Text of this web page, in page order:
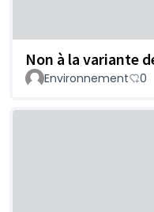
Non à la variante
Environnement 0